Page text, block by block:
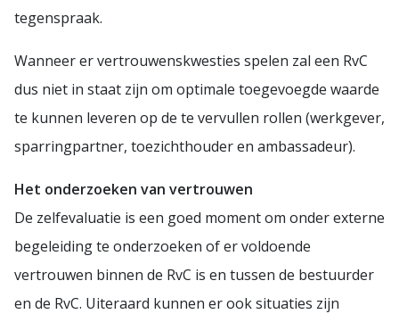
tegenspraak.
Wanneer er vertrouwenskwesties spelen zal een RvC
dus niet in staat zijn om optimale toegevoegde waarde
te kunnen leveren op de te vervullen rollen (werkgever,
sparringpartner, toezichthouder en ambassadeur).
Het onderzoeken van vertrouwen
De zelfevaluatie is een goed moment om onder externe
begeleiding te onderzoeken of er voldoende
vertrouwen binnen de RvC is en tussen de bestuurder
en de RvC. Uiteraard kunnen er ook situaties zijn